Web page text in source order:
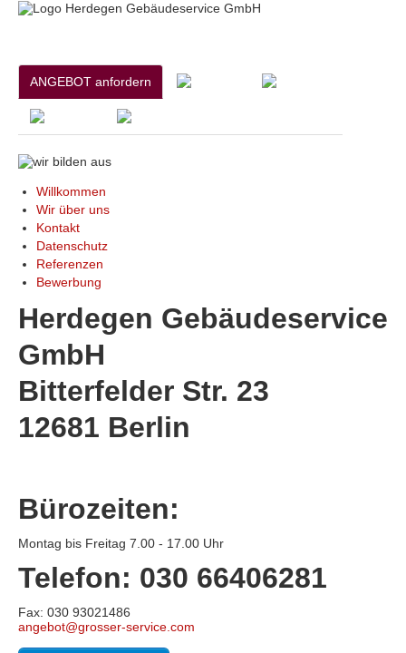
ANGEBOT anfordern
Willkommen
Wir über uns
Kontakt
Datenschutz
Referenzen
Bewerbung
Herdegen Gebäudeservice
GmbH
Bitterfelder Str. 23
12681 Berlin
Bürozeiten:
Montag bis Freitag 7.00 - 17.00 Uhr
Telefon: 030 66406281
Fax: 030 93021486
angebot@grosser-service.com